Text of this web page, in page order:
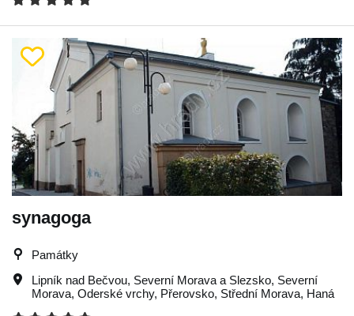
synagoga
Památky
Lipník nad Bečvou, Severní Morava a Slezsko, Severní
Morava, Oderské vrchy, Přerovsko, Střední Morava, Haná